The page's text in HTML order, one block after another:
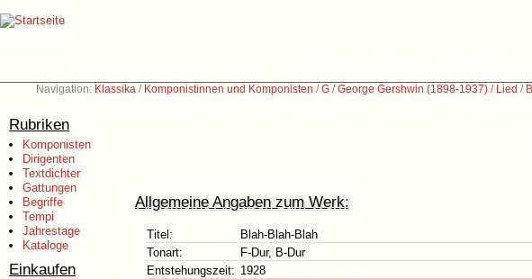
Navigation: Klassika / Komponistinnen und Komponisten /G /George Gershwin (1898-1937) / Lied /
Rubriken
Komponisten
Dirigenten
Textdichter
Gattungen
Begriffe
Tempi
Jahrestage
Kataloge
Einkaufen
Allgemeine Angaben zum Werk:
Titel:
Blah-Blah-Blah
Tonart:
F-Dur, B-Dur
Entstehungszeit: 1928